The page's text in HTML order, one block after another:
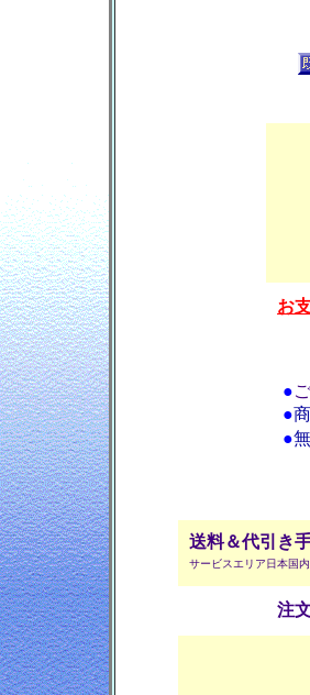
お
●
●
●
送料＆代引き
サービスエリア日本国
注